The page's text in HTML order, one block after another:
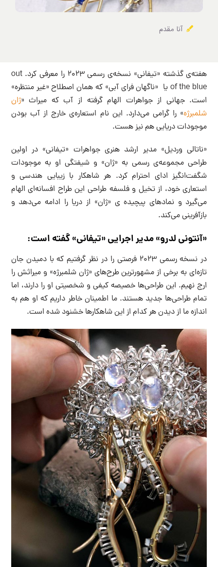
آنا مقدم
هفته‌ی گذشته «تیفانی» نسخه‌ی رسمی ۲۰۲۳ را معرفی کرد. out
of the blue یا «ناگهان فرای آبی» که همان اصطلاح «غیر منتظره»
است. جهانی از جواهرات الهام گرفته از آب که میراث «ژان
شلمبرژه» را گرامی می‌دارد. این نام استعاره‌‌ی خارج از آب بودن
موجودات دریایی هم نیز هست.
«ناتالی وردیل» مدیر ارشد هنری جواهرات «تیفانی» در اولین
طراحی مجموعه‌ی رسمی به «ژان» و شیفتگی‌ او به موجودات
شگفت‌انگیز ادای احترام کرد. هر شاهکار با زیبایی هندسی و
استعاری خود، از تخیل و فلسفه طراحی این طراح افسانه‌ای الهام
می‌گیرد و نمادهای پیچیده ی «ژان» از دریا را ادامه می‌دهد و
بازآفرینی می‌کند.
«آنتونی لدرو» مدیر اجرایی «تیفانی» گفته است:
در نسخه رسمی ۲۰۲۳ فرصتی را در نظر گرفتیم که با دمیدن جان
تازه‌ای به برخی از مشهورترین طرح‌های «ژان شلمبرژه» و میراثش را
ارج نهیم. این طراحی‌ها خصیصه کیفی و شخصیتی او را دارند، اما
تمام طراحی‌ها جدید هستند. ما اطمینان خاطر داریم که او هم به
اندازه ما از دیدن هر کدام از این شاهکارها خشنود شده است.